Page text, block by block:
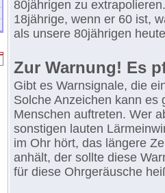
80jährigen zu
18jährige, wenn er 60 ist,
als unsere 80jährigen
Zur Warnung! Es
Gibt es Warnsignale, die
Solche Anzeichen kann es
Menschen auftreten. Wer
sonstigen lauten
im Ohr hört, das längere
anhält, der sollte diese
für diese Ohrgeräusche